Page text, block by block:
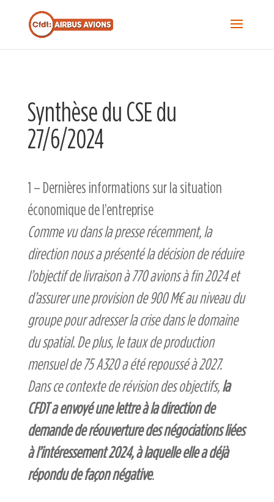
Synthèse du CSE du
27/6/2024
1 – Dernières informations sur la situation
économique de l’entreprise
Comme vu dans la presse récemment, la
direction nous a présenté la décision de réduire
l’objectif de livraison à 770 avions à fin 2024 et
d’assurer une provision de 900 M€ au niveau du
groupe pour adresser la crise dans le domaine
du spatial. De plus, le taux de production
mensuel de 75 A320 a été repoussé à 2027.
Dans ce contexte de révision des objectifs,la
CFDT a envoyé une lettre à la direction de
demande de réouverture des négociations liées
à l’intéressement 2024, à laquelle elle a déjà
répondu de façon négative.